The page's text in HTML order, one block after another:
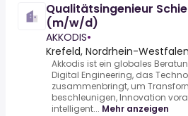
Qualitätsingenieur
(m/w/d)
AKKODIS•
Krefeld, Nordrhein-
Akkodis ist ein globales
Digital Engineering, das
zusammenbringt, um
beschleunigen, Innovation
intelligent... Mehr anzeigen